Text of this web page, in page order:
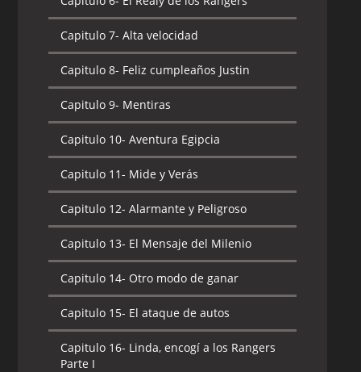
Capitulo 7- Alta velocidad
Capitulo 8- Feliz cumpleaños Justin
Capitulo 9- Mentiras
Capitulo 10- Aventura Egipcia
Capitulo 11- Mide y Verás
Capitulo 12- Alarmante y Peligroso
Capitulo 13- El Mensaje del Milenio
Capitulo 14- Otro modo de ganar
Capitulo 15- El ataque de autos
Capitulo 16- Linda, encogí a los Rangers
Parte I